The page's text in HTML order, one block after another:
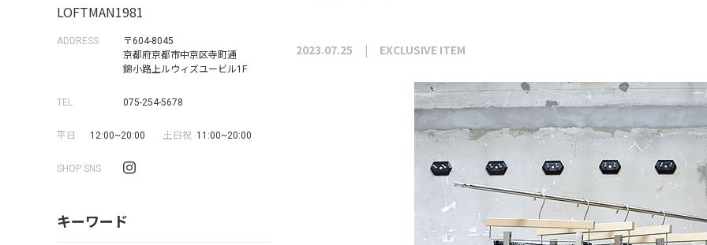
LOFTMAN1981
ADDRESS
〒604-8045
京都府京都市中京区寺町通
錦小路上ルウィズユービル1F
TEL 075-254-5678
平日 12:00~20:00 土日祝 11:00~20:00
SHOP SNS
キーワード
2023.07.25 EXCLUSIVE ITEM